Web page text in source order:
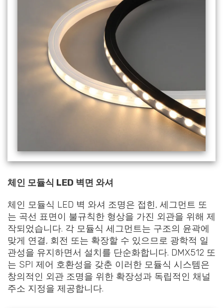
체인 모듈식 LED 벽면 와셔
체인 모듈식 LED 벽 와셔 조명은 접힌, 세그먼트 또
는 곡선 표면이 불규칙한 형상을 가진 외관을 위해 제
작되었습니다. 각 모듈식 세그먼트는 구조의 윤곽에
맞게 연결, 회전 또는 확장할 수 있으므로 광학적 일
관성을 유지하면서 설치를 단순화합니다. DMX512 또
는 SPI 제어 호환성을 갖춘 이러한 모듈식 시스템은
창의적인 외관 조명을 위한 확장성과 독립적인 채널
주소 지정을 제공합니다.